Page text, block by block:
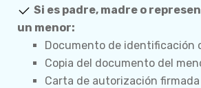
Si es padre, madre o
un menor:
Documento de identificación
Copia del documento del
Carta de autorización firmada